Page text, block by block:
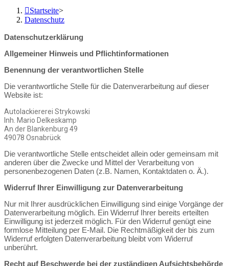
Startseite>
Datenschutz
Datenschutzerklärung
Allgemeiner Hinweis und Pflichtinformationen
Benennung der verantwortlichen Stelle
Die verantwortliche Stelle für die Datenverarbeitung auf dieser
Website ist:
Autolackiererei Strykowski
Inh. Mario Delkeskamp
An der Blankenburg 49
49078 Osnabrück
Die verantwortliche Stelle entscheidet allein oder gemeinsam mit
anderen über die Zwecke und Mittel der Verarbeitung von
personenbezogenen Daten (z.B. Namen, Kontaktdaten o. Ä.).
Widerruf Ihrer Einwilligung zur Datenverarbeitung
Nur mit Ihrer ausdrücklichen Einwilligung sind einige Vorgänge der
Datenverarbeitung möglich. Ein Widerruf Ihrer bereits erteilten
Einwilligung ist jederzeit möglich. Für den Widerruf genügt eine
formlose Mitteilung per E-Mail. Die Rechtmäßigkeit der bis zum
Widerruf erfolgten Datenverarbeitung bleibt vom Widerruf
unberührt.
Recht auf Beschwerde bei der zuständigen Aufsichtsbehörde